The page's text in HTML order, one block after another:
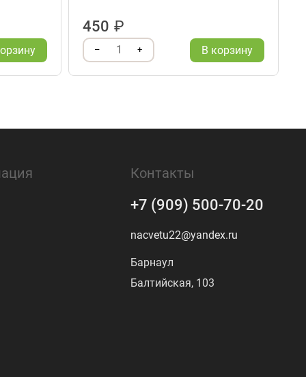
450 ₽
– 1 + В корзину
Контакты
+7 (909) 500-70-20
nacvetu22@yandex.ru
Барнаул
Балтийская, 103